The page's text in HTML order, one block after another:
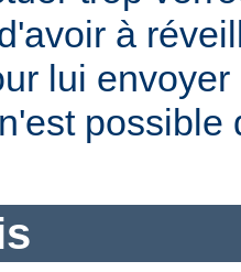
à
lui
possible